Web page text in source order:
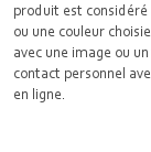
produit est
ou une couleur
avec une image ou
contact personnel
en ligne.